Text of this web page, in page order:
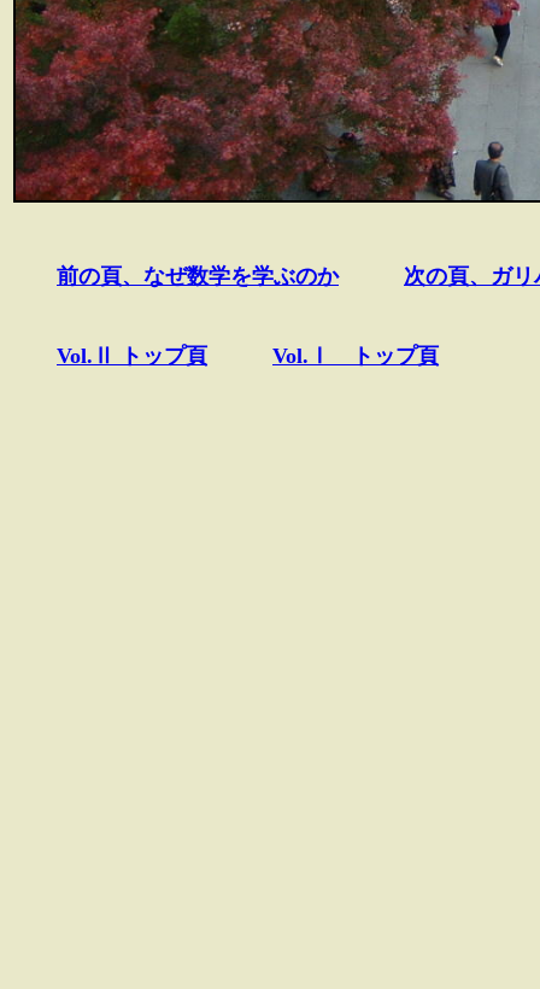
前の頁、なぜ数学を学ぶのか 次の頁、ガ
Vol.Ⅱ トップ頁 Vol.Ⅰ トップ頁